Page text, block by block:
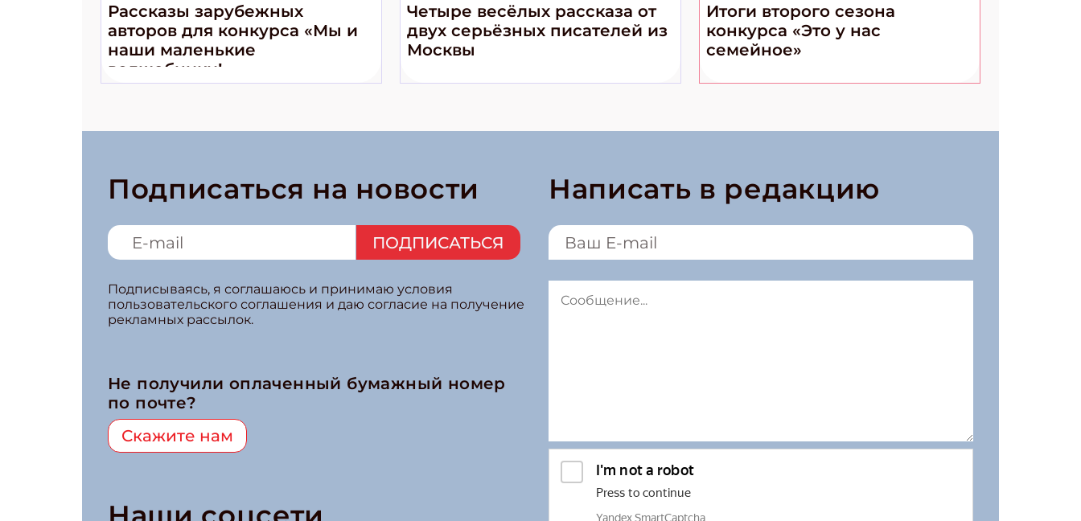
Рассказы зарубежных
авторов для конкурса «Мы и
наши маленькие
волшебники!»
Четыре весёлых рассказа от
двух серьёзных писателей из
Москвы
Итоги второго сезона
конкурса «Это у нас
семейное»
Подписаться на новости
ПОДПИСАТЬСЯ
Подписываясь, я соглашаюсь и принимаю условия
пользовательского соглашения и даю согласие на получение
рекламных рассылок.
Не получили оплаченный бумажный номер
по почте?
Скажите нам
Написать в редакцию